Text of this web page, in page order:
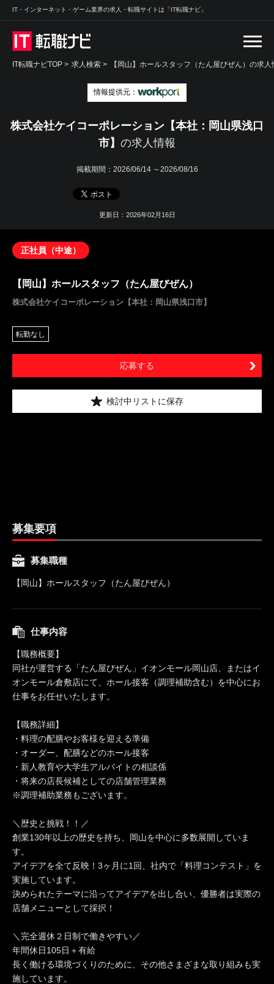
IT・インターネット・ゲーム業界の求人・転職サイトは「IT転職ナビ」
IT転職ナビTOP > 求人検索 > 【岡山】ホールスタッフ（たん屋びぜん）の求人
情報提供元：
株式会社ケイコーポレーション【本社：岡山県浅口
市】 の求人情報
掲載期間： 2026/06/14 ～2026/08/16
更新日：2026年02月16日
正社員（中途）
【岡山】ホールスタッフ（たん屋びぜん）
株式会社ケイコーポレーション【本社：岡山県浅口市】
転勤なし
応募する
検討中リストに保存
募集要項
募集職種
【岡山】ホールスタッフ（たん屋びぜん）
仕事内容
【職務概要】
同社が運営する「たん屋びぜん」イオンモール岡山店、またはイ
オンモール倉敷店にて、ホール接客（調理補助含む）を中心にお
仕事をお任せいたします。
【職務詳細】
・料理の配膳やお客様を迎える準備
・オーダー、配膳などのホール接客
・新人教育や大学生アルバイトの相談係
・将来の店長候補としての店舗管理業務
※調理補助業務もございます。
＼歴史と挑戦！！／
創業130年以上の歴史を持ち、岡山を中心に多数展開していま
す。
アイデアを全て反映！3ヶ月に1回、社内で「料理コンテスト」を
実施しています。
決められたテーマに沿ってアイデアを出し合い、優勝者は実際の
店舗メニューとして採択！
＼完全週休２日制で働きやすい／
年間休日105日＋有給
長く働ける環境づくりのために、その他さまざまな取り組みも実
施しています。